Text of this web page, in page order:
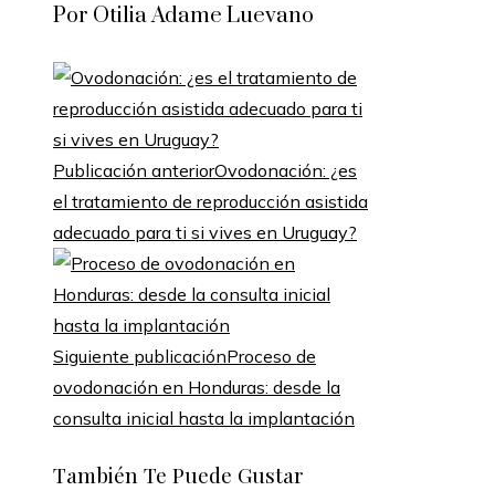
Por Otilia Adame Luevano
Publicación anteriorOvodonación: ¿es
el tratamiento de reproducción asistida
adecuado para ti si vives en Uruguay?
Siguiente publicaciónProceso de
ovodonación en Honduras: desde la
consulta inicial hasta la implantación
También Te Puede Gustar